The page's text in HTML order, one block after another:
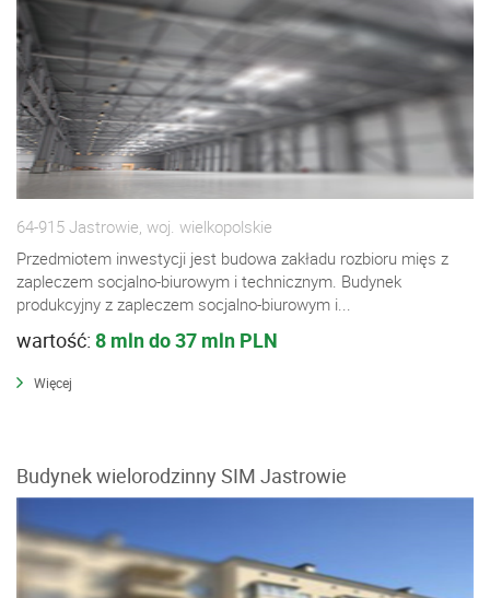
64-915 Jastrowie, woj. wielkopolskie
Przedmiotem inwestycji jest budowa zakładu rozbioru mięs z
zapleczem socjalno-biurowym i technicznym. Budynek
produkcyjny z zapleczem socjalno-biurowym i...
wartość: 8 mln do 37 mln PLN
Więcej
Budynek wielorodzinny SIM Jastrowie